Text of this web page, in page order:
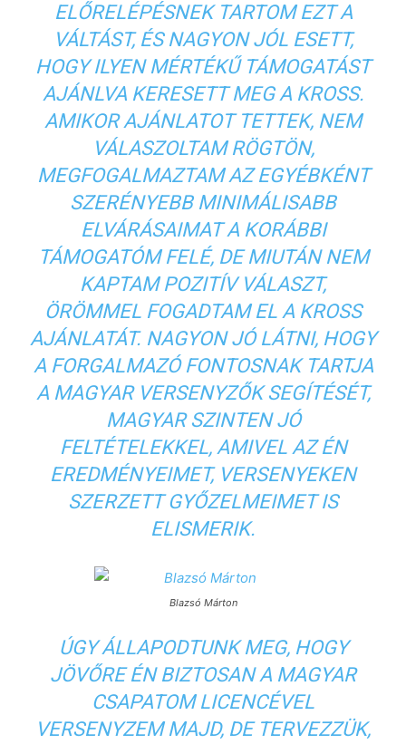
ELŐRELÉPÉSNEK TARTOM EZT A
VÁLTÁST, ÉS NAGYON JÓL ESETT,
HOGY ILYEN MÉRTÉKŰ TÁMOGATÁST
AJÁNLVA KERESETT MEG A KROSS.
AMIKOR AJÁNLATOT TETTEK, NEM
VÁLASZOLTAM RÖGTÖN,
MEGFOGALMAZTAM AZ EGYÉBKÉNT
SZERÉNYEBB MINIMÁLISABB
ELVÁRÁSAIMAT A KORÁBBI
TÁMOGATÓM FELÉ, DE MIUTÁN NEM
KAPTAM POZITÍV VÁLASZT,
ÖRÖMMEL FOGADTAM EL A KROSS
AJÁNLATÁT. NAGYON JÓ LÁTNI, HOGY
A FORGALMAZÓ FONTOSNAK TARTJA
A MAGYAR VERSENYZŐK SEGÍTÉSÉT,
MAGYAR SZINTEN JÓ
FELTÉTELEKKEL, AMIVEL AZ ÉN
EREDMÉNYEIMET, VERSENYEKEN
SZERZETT GYŐZELMEIMET IS
ELISMERIK.
Blazsó Márton
ÚGY ÁLLAPODTUNK MEG, HOGY
JÖVŐRE ÉN BIZTOSAN A MAGYAR
CSAPATOM LICENCÉVEL
VERSENYZEM MAJD, DE TERVEZZÜK,